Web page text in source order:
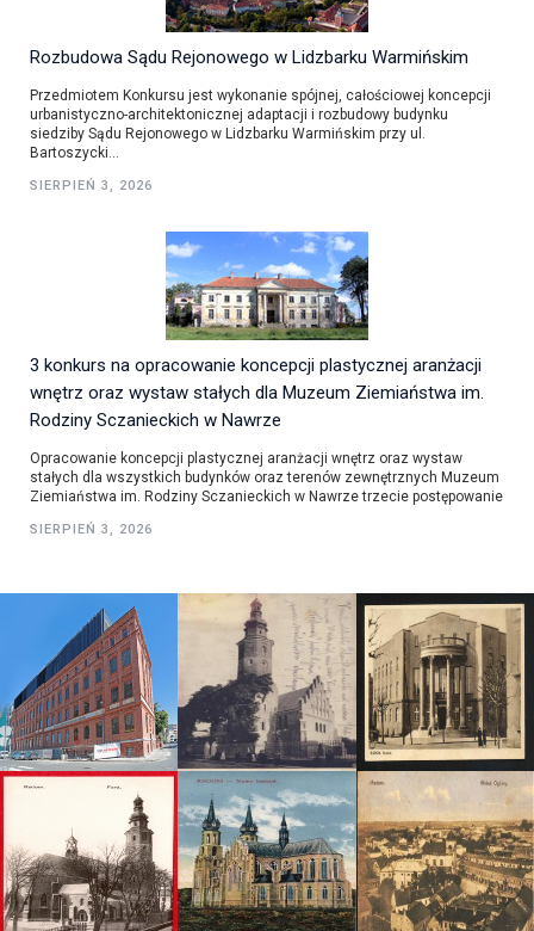
Rozbudowa Sądu Rejonowego w Lidzbarku Warmińskim
Przedmiotem Konkursu jest wykonanie spójnej, całościowej koncepcji
urbanistyczno-architektonicznej adaptacji i rozbudowy budynku
siedziby Sądu Rejonowego w Lidzbarku Warmińskim przy ul.
Bartoszycki...
SIERPIEŃ 3, 2026
3 konkurs na opracowanie koncepcji plastycznej aranżacji
wnętrz oraz wystaw stałych dla Muzeum Ziemiaństwa im.
Rodziny Sczanieckich w Nawrze
Opracowanie koncepcji plastycznej aranżacji wnętrz oraz wystaw
stałych dla wszystkich budynków oraz terenów zewnętrznych Muzeum
Ziemiaństwa im. Rodziny Sczanieckich w Nawrze trzecie postępowanie
SIERPIEŃ 3, 2026